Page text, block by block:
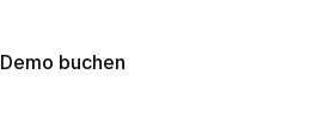
Demo buchen